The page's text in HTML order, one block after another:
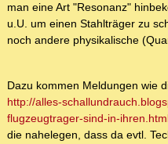
man eine Art "Resonanz"
u.U. um einen Stahlträger zu
noch andere physikalische
Dazu kommen Meldungen wie
http://alles-
flugzeugtrager-sind-in-
die nahelegen, dass da evtl.